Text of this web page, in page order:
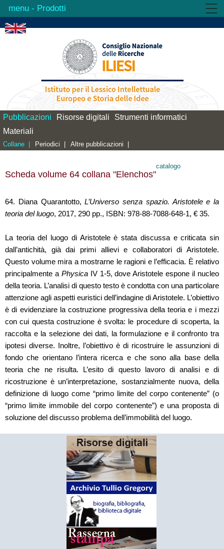
- Prodotti
Istituto
Attività
Pubblicazioni Risorse digitali
Strumenti informatici
Materiali
Collane | Periodici | Altre pubblicazioni |
Scheda volume 64 collana "Elenchos"
catalogo
64. Diana Quarantotto,L’Universo senza spazio. Aristotele e la
teoria del luogo, 2017, 290 pp., ISBN: 978-88-7088-648-1, € 35.
La teoria del luogo di Aristotele è stata discussa e criticata sin
dall’antichità, già dai primi allievi e collaboratori di Aristotele.
Questo volume mira a mostrarne le ragioni e l’efficacia. È relativo
principalmente a PhysicaIV 1-5, dove Aristotele espone il nucleo
della teoria. L’analisi di questo testo è condotta con una particolare
attenzione agli aspetti euristici dell’indagine di Aristotele. L’obiettivo
è di evidenziare la costruzione progressiva della teoria e i mezzi
con cui questa costruzione è svolta: le procedure di scoperta, la
raccolta e la selezione dei dati, la formulazione e il confronto tra
ipotesi diverse. Inoltre, l’obiettivo è di ricostruire le assunzioni di
fondo che orientano l’intera ricerca e che sono alla base della
teoria che ne risulta. L’esito di questo lavoro di analisi e di
ricostruzione è un’interpretazione, sostanzialmente nuova, della
definizione di luogo come “primo limite del corpo contenente” (o
“primo limite immobile del corpo contenente”) e una proposta di
soluzione del discusso problema dell’immobilità del luogo.